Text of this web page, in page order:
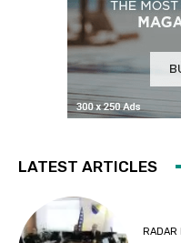
LATEST ARTICLES
RADAR